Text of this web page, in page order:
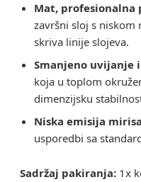
Mat, profesionalna
završni sloj s niskom
skriva linije slojeva.
Smanjeno uvijanje
koja u toplom
dimenzijsku
Niska emisija
usporedbi sa
Sadržaj pakiranja: 1x